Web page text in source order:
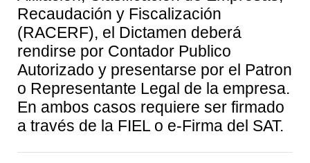
Recaudación y Fiscalización
(RACERF), el Dictamen deberá
rendirse por Contador Publico
Autorizado y presentarse por el Patron
o Representante Legal de la empresa.
En ambos casos requiere ser firmado
a través de la FIEL o e-Firma del SAT.